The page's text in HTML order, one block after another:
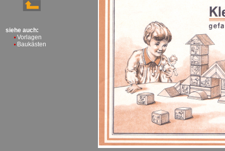
siehe auch:
Vorlagen
Baukästen